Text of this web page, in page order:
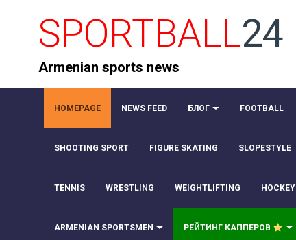
SPORTBALL24
Armenian sports news
HOMEPAGE NEWS FEED БЛОГ FOOTBALL
SHOOTING SPORT FIGURE SKATING SLOPESTYLE
TENNIS WRESTLING WEIGHTLIFTING HOCKEY
ARMENIAN SPORTSMEN РЕЙТИНГ КАППЕРОВ